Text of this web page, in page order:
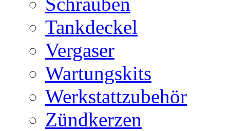
Tankdeckel
Vergaser
Wartungskits
Werkstattzubehör
Zündkerzen